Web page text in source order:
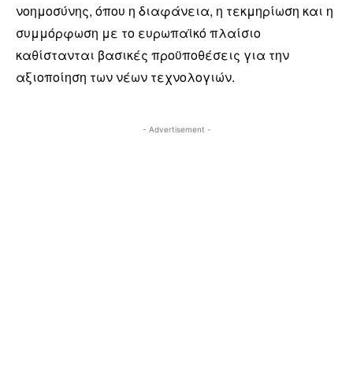
νοημοσύνης, όπου η διαφάνεια, η τεκμηρίωση και η
συμμόρφωση με το ευρωπαϊκό πλαίσιο
καθίστανται βασικές προϋποθέσεις για την
αξιοποίηση των νέων τεχνολογιών.
- Advertisement -